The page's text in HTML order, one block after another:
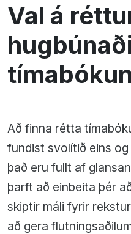
Val á
tímabókun
Að finna rétta
fundist svolítið eins
það eru fullt af
þarft að einbeita þér
skiptir máli fyrir
að gera